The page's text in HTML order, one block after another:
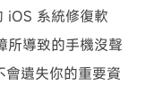
iOS 系統修復軟
所導致的手機沒聲
遺失你的重要資